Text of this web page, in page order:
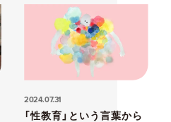
2024.07.31
「性教育」という言葉から